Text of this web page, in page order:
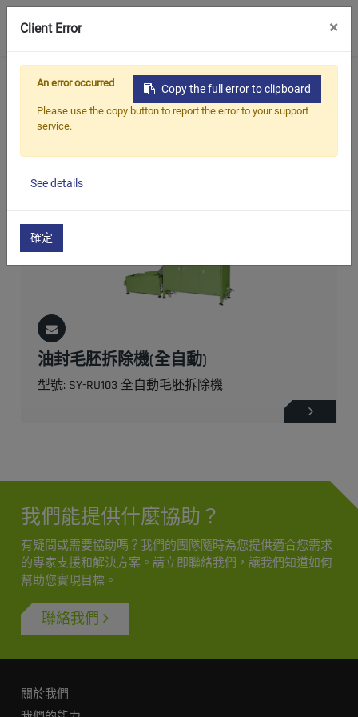
首頁 產品
油封,軸封整修機系列
油封毛胚拆除機(全自動)
型號: SY-RU103 全自動毛胚拆除機
我們能提供什麼協助？
有疑問或需要協助嗎？我們的團隊隨時為您提供適合您需求
的專家支援和解決方案。請立即聯絡我們，讓我們知道如何
幫助您實現目標。
聯絡我們
關於我們
Client Error ×
Copy the full error to clipboard
An error occurred
Please use the copy button to report the error to your support
service.
See details
確定